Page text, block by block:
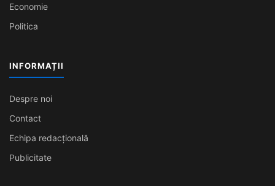
Economie
Politica
INFORMAȚII
Despre noi
Contact
Echipa redacțională
Publicitate